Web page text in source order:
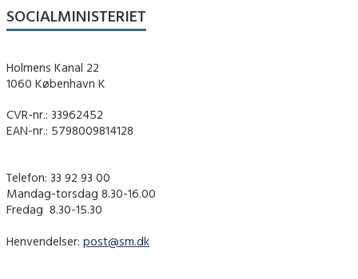
SOCIALMINISTERIET
Holmens Kanal 22
1060 København K
CVR-nr.: 33962452
EAN-nr.: 5798009814128
Telefon: 33 92 93 00
Mandag-torsdag 8.30-16.00
Fredag ​ 8.30-15.30
Henvendelser: post@sm.dk